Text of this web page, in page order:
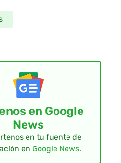
en Google
News
en tu fuente de
en Google News.